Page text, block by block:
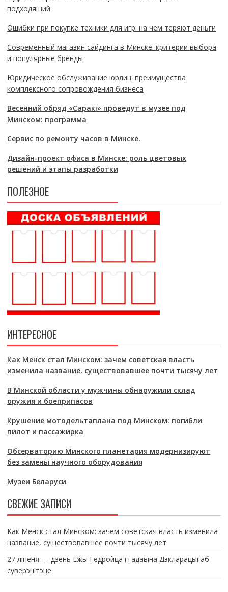
подходящий
Ошибки при покупке техники для игр: на чем теряют деньги
Современный магазин сайдинга в Минске: критерии выбора
и популярные бренды
Юридическое обслуживание юрлиц: преимущества
комплексного сопровождения бизнеса
Весенний обряд «Саракі» проведут в музее под
Минском: программа
Сервис по ремонту часов в Минске.
Дизайн-проект офиса в Минске: роль цветовых
решений и этапы разработки
ПОЛЕЗНОЕ
ИНТЕРЕСНОЕ
Как Менск стал Минском: зачем советская власть
изменила название, существовавшее почти тысячу лет
В Минской области у мужчины обнаружили склад
оружия и боеприпасов
Крушение мотодельтаплана под Минском: погибли
пилот и пассажирка
Обсерваторию Минского планетария модернизируют
без замены научного оборудования
Музеи Беларуси
СВЕЖИЕ ЗАПИСИ
Как Менск стал Минском: зачем советская власть изменила
название, существовавшее почти тысячу лет
27 ліпеня — дзень Ежы Гедройца і гадавіна Дэкларацыі аб
суверэнітэце